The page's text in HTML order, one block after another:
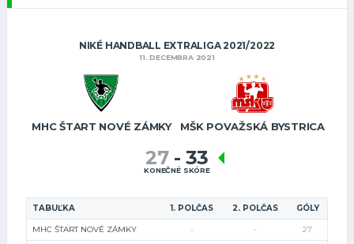
NIKÉ HANDBALL EXTRALIGA 2021/2022
11. DECEMBRA 2021
MHC ŠTART NOVÉ ZÁMKY MŠK POVAŽSKÁ BYSTRICA
27 - 33
KONEČNÉ SKÓRE
TABUĽKA 1. POLČAS 2. POLČAS GÓLY
MHC ŠTART NOVÉ ZÁMKY - - 27